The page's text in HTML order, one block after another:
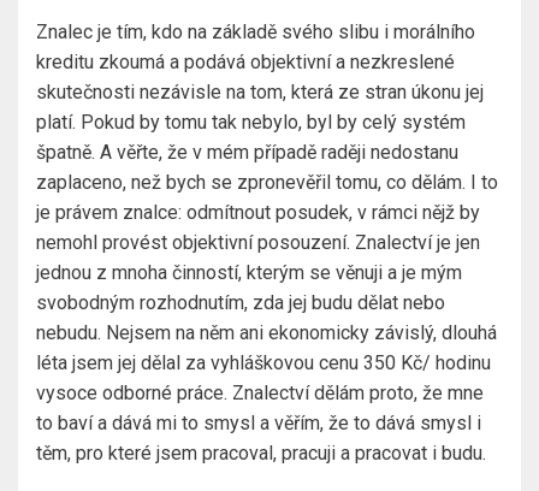
Znalec je tím, kdo na základě svého slibu i morálního
kreditu zkoumá a podává objektivní a nezkreslené
skutečnosti nezávisle na tom, která ze stran úkonu jej
platí. Pokud by tomu tak nebylo, byl by celý systém
špatně. A věřte, že v mém případě raději nedostanu
zaplaceno, než bych se zpronevěřil tomu, co dělám. I to
je právem znalce: odmítnout posudek, v rámci nějž by
nemohl provést objektivní posouzení. Znalectví je jen
jednou z mnoha činností, kterým se věnuji a je mým
svobodným rozhodnutím, zda jej budu dělat nebo
nebudu. Nejsem na něm ani ekonomicky závislý, dlouhá
léta jsem jej dělal za vyhláškovou cenu 350 Kč/ hodinu
vysoce odborné práce. Znalectví dělám proto, že mne
to baví a dává mi to smysl a věřím, že to dává smysl i
těm, pro které jsem pracoval, pracuji a pracovat i budu.